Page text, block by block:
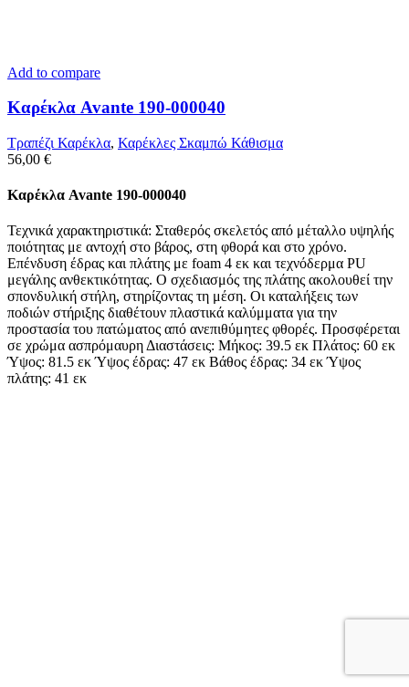
Add to compare
Καρέκλα Avante 190-000040
Τραπέζι Καρέκλα, Καρέκλες Σκαμπώ Κάθισμα
56,00 €
Καρέκλα Avante 190-000040
Τεχνικά χαρακτηριστικά: Σταθερός σκελετός από μέταλλο υψηλής
ποιότητας με αντοχή στο βάρος, στη φθορά και στο χρόνο.
Επένδυση έδρας και πλάτης με foam 4 εκ και τεχνόδερμα PU
μεγάλης ανθεκτικότητας. Ο σχεδιασμός της πλάτης ακολουθεί την
σπονδυλική στήλη, στηρίζοντας τη μέση. Οι καταλήξεις των
ποδιών στήριξης διαθέτουν πλαστικά καλύμματα για την
προστασία του πατώματος από ανεπιθύμητες φθορές. Προσφέρεται
σε χρώμα ασπρόμαυρη Διαστάσεις: Μήκος: 39.5 εκ Πλάτος: 60 εκ
Ύψος: 81.5 εκ Ύψος έδρας: 47 εκ Βάθος έδρας: 34 εκ Ύψος
πλάτης: 41 εκ